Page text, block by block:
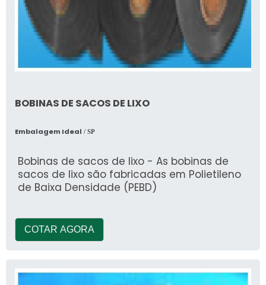
BOBINAS DE SACOS DE LIXO
Embalagem Ideal / SP
Bobinas de sacos de lixo - As bobinas de
sacos de lixo são fabricadas em Polietileno
de Baixa Densidade (PEBD)
COTAR AGORA